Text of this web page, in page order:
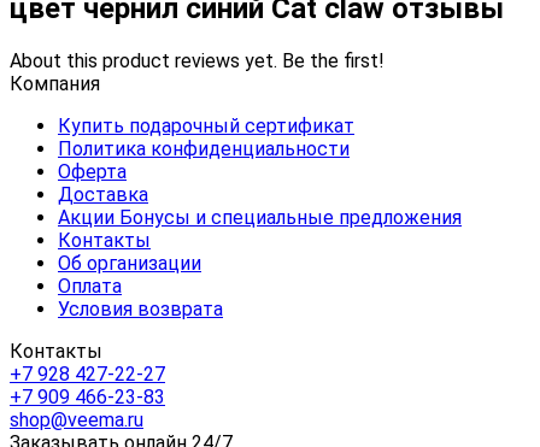
цвет чернил синий Cat claw отзывы
About this product reviews yet. Be the first!
Компания
Купить подарочный сертификат
Политика конфиденциальности
Оферта
Доставка
Акции Бонусы и специальные предложения
Контакты
Об организации
Оплата
Условия возврата
Контакты
+7 928 427-22-27
+7 909 466-23-83
shop@veema.ru
Заказывать онлайн 24/7